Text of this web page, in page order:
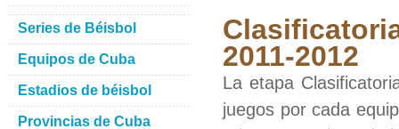
2011-2012
La etapa
juegos por cada
Series de Béisbol
Equipos de Cuba
Estadios de béisbol
Provincias de Cuba